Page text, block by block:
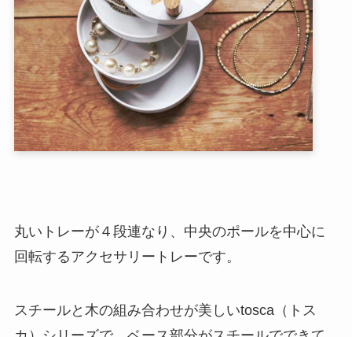
丸いトレーが４段連なり、中央のポールを中心に
回転するアクセサリートレーです。
スチールと木の組み合わせが美しいtosca（トス